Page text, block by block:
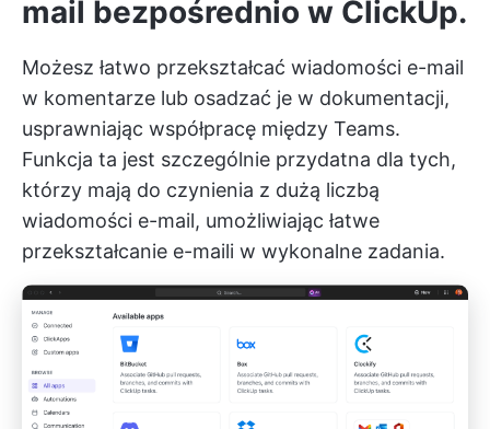
mail bezpośrednio w ClickUp.
Możesz łatwo przekształcać wiadomości e-mail
w komentarze lub osadzać je w dokumentacji,
usprawniając współpracę między Teams.
Funkcja ta jest szczególnie przydatna dla tych,
którzy mają do czynienia z dużą liczbą
wiadomości e-mail, umożliwiając łatwe
przekształcanie e-maili w wykonalne zadania.